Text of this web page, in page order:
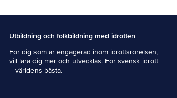
Utbildning och folkbildning med idrotten
För dig som är engagerad inom idrottsrörelsen,
vill lära dig mer och utvecklas. För svensk idrott
– världens bästa.